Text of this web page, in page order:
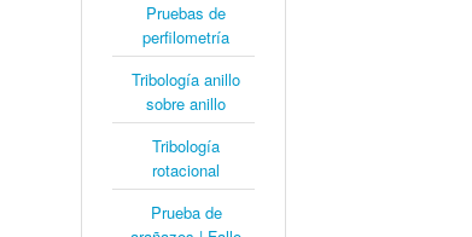
Pruebas de
perfilometría
Tribología anillo
sobre anillo
Tribología
rotacional
Prueba de